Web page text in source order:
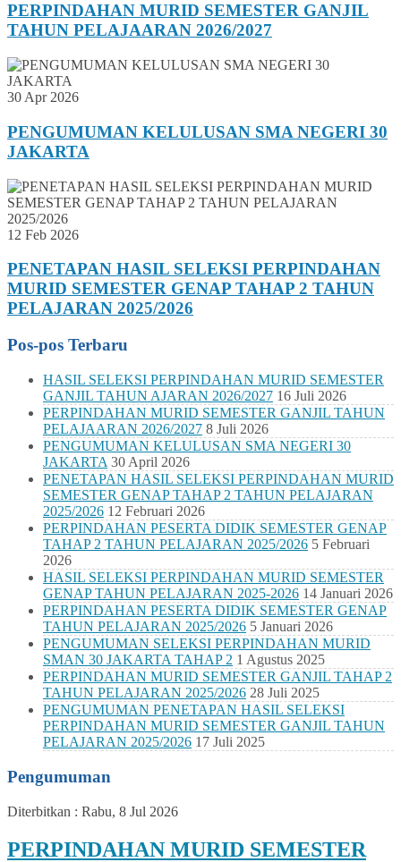
PERPINDAHAN MURID SEMESTER GANJIL
TAHUN PELAJAARAN 2026/2027
30 Apr 2026
PENGUMUMAN KELULUSAN SMA NEGERI 30
JAKARTA
12 Feb 2026
PENETAPAN HASIL SELEKSI PERPINDAHAN
MURID SEMESTER GENAP TAHAP 2 TAHUN
PELAJARAN 2025/2026
Pos-pos Terbaru
HASIL SELEKSI PERPINDAHAN MURID SEMESTER
GANJIL TAHUN AJARAN 2026/2027 16 Juli 2026
PERPINDAHAN MURID SEMESTER GANJIL TAHUN
PELAJAARAN 2026/2027 8 Juli 2026
PENGUMUMAN KELULUSAN SMA NEGERI 30
JAKARTA 30 April 2026
PENETAPAN HASIL SELEKSI PERPINDAHAN MURID
SEMESTER GENAP TAHAP 2 TAHUN PELAJARAN
2025/2026 12 Februari 2026
PERPINDAHAN PESERTA DIDIK SEMESTER GENAP
TAHAP 2 TAHUN PELAJARAN 2025/2026 5 Februari
2026
HASIL SELEKSI PERPINDAHAN MURID SEMESTER
GENAP TAHUN PELAJARAN 2025-2026 14 Januari 2026
PERPINDAHAN PESERTA DIDIK SEMESTER GENAP
TAHUN PELAJARAN 2025/2026 5 Januari 2026
PENGUMUMAN SELEKSI PERPINDAHAN MURID
SMAN 30 JAKARTA TAHAP 2 1 Agustus 2025
PERPINDAHAN MURID SEMESTER GANJIL TAHAP 2
TAHUN PELAJARAN 2025/2026 28 Juli 2025
PENGUMUMAN PENETAPAN HASIL SELEKSI
PERPINDAHAN MURID SEMESTER GANJIL TAHUN
PELAJARAN 2025/2026 17 Juli 2025
Pengumuman
Diterbitkan : Rabu, 8 Jul 2026
PERPINDAHAN MURID SEMESTER